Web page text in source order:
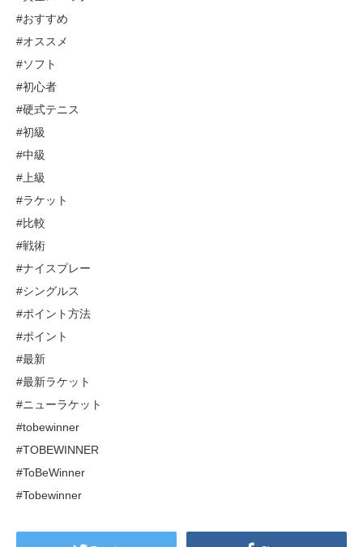
#おすすめ
#オススメ
#ソフト
#初心者
#硬式テニス
#初級
#中級
#上級
#ラケット
#比較
#戦術
#ナイスプレー
#シングルス
#ポイント方法
#ポイント
#最新
#最新ラケット
#ニューラケット
#tobewinner
#TOBEWINNER
#ToBeWinner
#Tobewinner